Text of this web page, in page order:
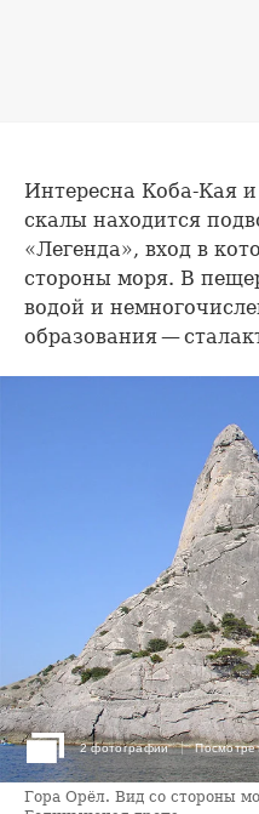
Интересна Коба-Кая
скалы находится
«Легенда», вход в
стороны моря. В
водой и
образования —
2 фотографии
Гора Орёл. Вид со стороны